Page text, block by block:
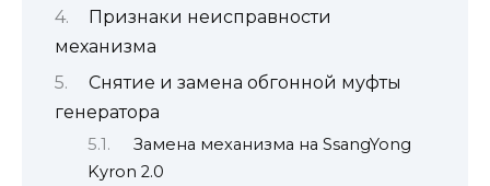
Признаки неисправности
механизма
Снятие и замена обгонной муфты
генератора
Замена механизма на SsangYong
Kyron 2.0